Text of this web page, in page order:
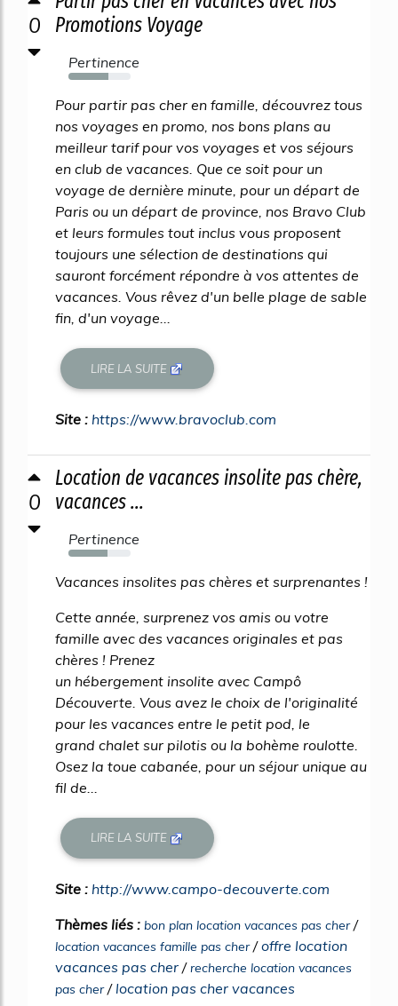
0
Promotions Voyage
Pertinence
64%
Pour partir pas cher en famille, découvrez tous
nos voyages en promo, nos bons plans au
meilleur tarif pour vos voyages et vos séjours
en club de vacances. Que ce soit pour un
voyage de dernière minute, pour un départ de
Paris ou un départ de province, nos Bravo Club
et leurs formules tout inclus vous proposent
toujours une sélection de destinations qui
sauront forcément répondre à vos attentes de
vacances. Vous rêvez d'un belle plage de sable
fin, d'un voyage...
LIRE LA SUITE
Site : https://www.bravoclub.com
0
Location de vacances insolite pas chère,
vacances ...
Pertinence
63%
Vacances insolites pas chères et surprenantes !
Cette année, surprenez vos amis ou votre
famille avec des vacances originales et pas
chères ! Prenez
un hébergement insolite avec Campô
Découverte. Vous avez le choix de l'originalité
pour les vacances entre le petit pod, le
grand chalet sur pilotis ou la bohème roulotte.
Osez la toue cabanée, pour un séjour unique au
fil de...
LIRE LA SUITE
Site : http://www.campo-decouverte.com
Thèmes liés : bon plan location vacances pas cher/
location vacances famille pas cher/offre location
vacances pas cher /recherche location vacances
pas cher/ location pas cher vacances